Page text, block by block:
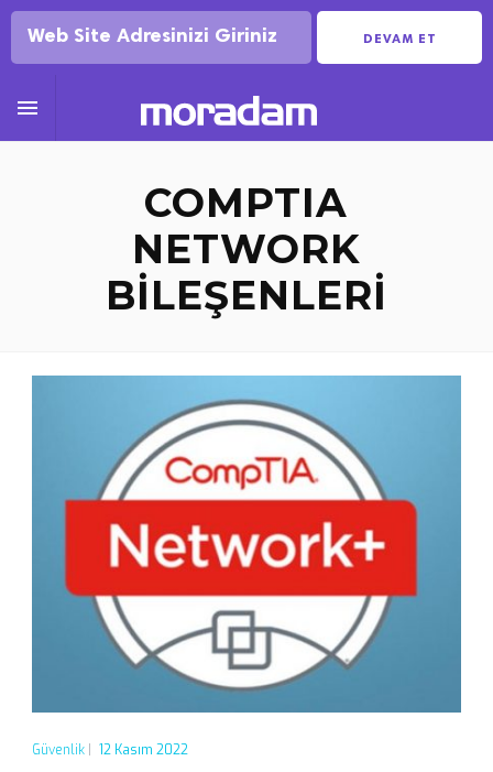
DEVAM ET

COMPTIA
NETWORK
BILEŞENLERI
Güvenlik| 12 Kasım 2022